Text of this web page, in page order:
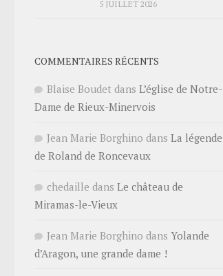
5 JUILLET 2026
COMMENTAIRES RÉCENTS
Blaise Boudet dans L’église de Notre-
Dame de Rieux-Minervois
Jean Marie Borghino dans La légende
de Roland de Roncevaux
chedaille dans Le château de
Miramas-le-Vieux
Jean Marie Borghino dans Yolande
d’Aragon, une grande dame !